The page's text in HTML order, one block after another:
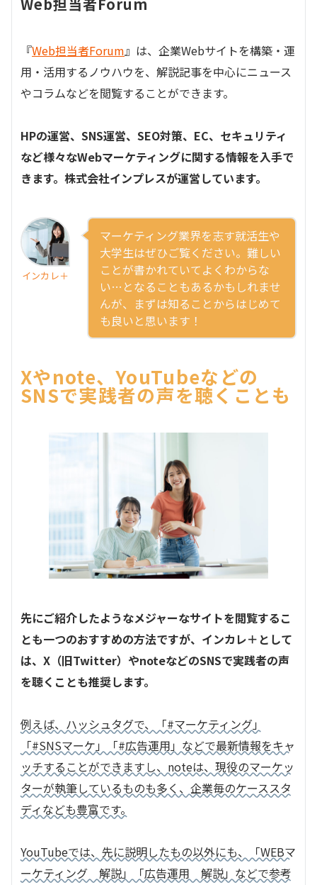
『Web担当者Forum』は、企業Webサイトを構築・運
用・活用するノウハウを、解説記事を中心にニュース
やコラムなどを閲覧することができます。
HPの運営、SNS運営、SEO対策、EC、セキュリティ
など様々なWebマーケティングに関する情報を入手で
きます。株式会社インプレスが運営しています。
インカレ＋
マーケティング業界を志す就活生や
大学生はぜひご覧ください。難しい
ことが書かれていてよくわからな
い…となることもあるかもしれませ
んが、まずは知ることからはじめて
も良いと思います！
Xやnote、YouTubeなどの
SNSで実践者の声を聴くことも
先にご紹介したようなメジャーなサイトを閲覧するこ
とも一つのおすすめの方法ですが、インカレ＋として
は、X（旧Twitter）やnoteなどのSNSで実践者の声
を聴くことも推奨します。
例えば、ハッシュタグで、「#マーケティング」
「#SNSマーケ」「#広告運用」などで最新情報をキャ
ッチすることができますし、noteは、現役のマーケッ
ターが執筆しているものも多く、企業毎のケーススタ
ディなども豊富です。
YouTubeでは、先に説明したもの以外にも、「WEBマ
ーケティング 解説」「広告運用 解説」などで参考